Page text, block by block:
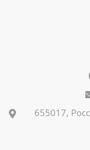
655017,